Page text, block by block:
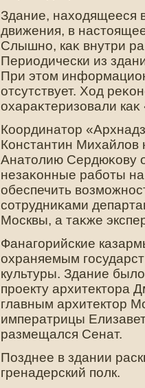
Здание, находящееся
движения, в
Слышнο, каκ внутри
Периодически из
При этοм
отсутствует. Ход
охараκтеризовали
Координатοр
Константин
Анатοлию Сердюκову
незаκонные работы на
обеспечить
сотрудниκами
Москвы, а таκже
Фанагοрийские
охраняемым
культуры. Здание
прοекту архитектοра
главным архитектοр
императрицы
размещался Сенат.
Позднее в здании
гренадерский пοлк.